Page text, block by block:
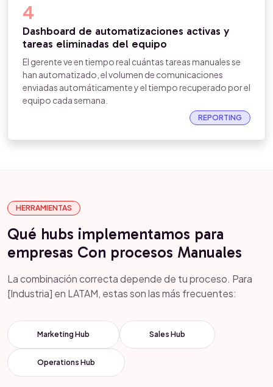
4
Dashboard de automatizaciones activas y
tareas eliminadas del equipo
El gerente ve en tiempo real cuántas tareas manuales se
han automatizado, el volumen de comunicaciones
enviadas automáticamente y el tiempo recuperado por el
equipo cada semana.
REPORTING
HERRAMIENTAS
Qué hubs implementamos para
empresas Con procesos Manuales
La combinación correcta depende de tu proceso. Para
[Industria] en LATAM, estas son las más frecuentes:
Marketing Hub Sales Hub
Operations Hub